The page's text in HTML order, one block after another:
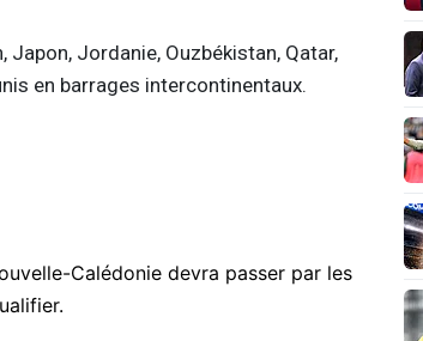
Japon, Jordanie, Ouzbékistan, Qatar,
en barrages intercontinentaux.
Calédonie devra passer par les